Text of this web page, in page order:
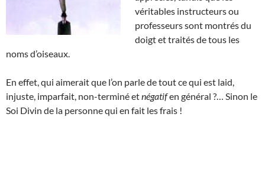
véritables instructeurs ou
professeurs sont montrés du
doigt et traités de tous les
noms d’oiseaux.
En effet, qui aimerait que l’on parle de tout ce qui est laid,
injuste, imparfait, non-terminé etnégatifen général ?… Sinon le
Soi Divin de la personne qui en fait les frais !